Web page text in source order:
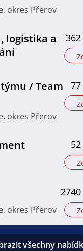
okres Přerov
logistika a
/ Team
okres Přerov
okres Přerov
všechny